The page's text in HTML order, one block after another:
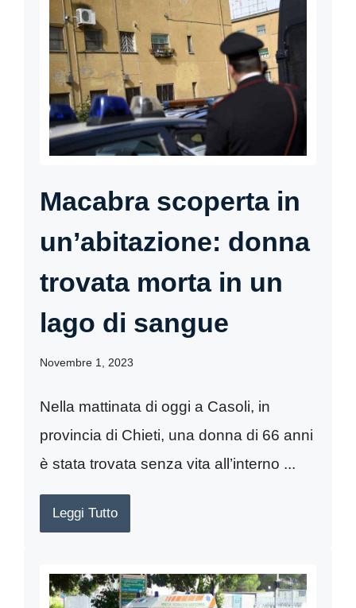
Macabra scoperta in
un’abitazione: donna
trovata morta in un
lago di sangue
Novembre 1, 2023
Nella mattinata di oggi a Casoli, in
provincia di Chieti, una donna di 66 anni
è stata trovata senza vita all’interno ...
Leggi Tutto